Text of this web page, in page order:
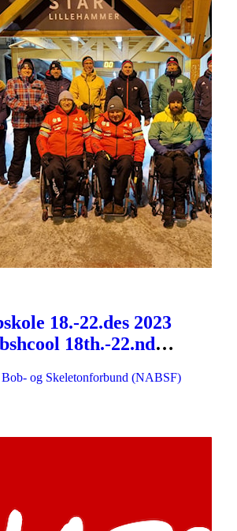
18.-22.des 2023
18th.-22.nd
og Skeletonforbund (NABSF)